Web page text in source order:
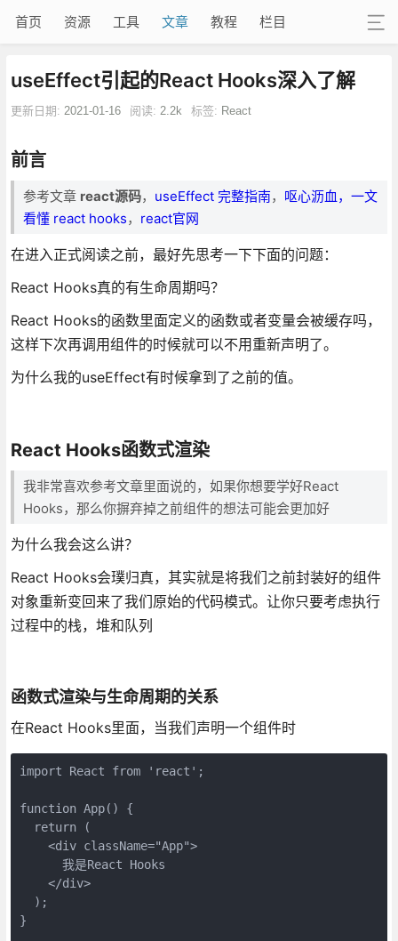
首页 资源 工具 文章 教程 栏目
useEffect引起的React Hooks深入了解
更新日期: 2021-01-16 阅读: 2.2k 标签: React
前言
参考文章 react源码， useEffect 完整指南， 呕心沥血，一文
看懂 react hooks， react官网
在进入正式阅读之前，最好先思考一下下面的问题：
React Hooks真的有生命周期吗？
React Hooks的函数里面定义的函数或者变量会被缓存吗，
这样下次再调用组件的时候就可以不用重新声明了。
为什么我的useEffect有时候拿到了之前的值。
React Hooks函数式渲染
我非常喜欢参考文章里面说的，如果你想要学好React
Hooks，那么你摒弃掉之前组件的想法可能会更加好
为什么我会这么讲？
React Hooks会璞归真，其实就是将我们之前封装好的组件
对象重新变回来了我们原始的代码模式。让你只要考虑执行
过程中的栈，堆和队列
函数式渲染与生命周期的关系
在React Hooks里面，当我们声明一个组件时
import React from 'react' ;
function App( ) {
return (
<div className="App">
      我是React Hooks
</div>
  );
}